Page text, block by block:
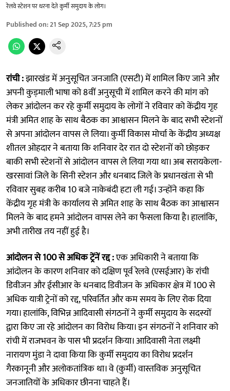
रेलवे स्टेशन पर धरना देते कुर्मी समुदाय के लोग।
Published on:21 Sep 2025, 7:25 pm
रांची :झारखंड में अनुसूचित जनजाति (एसटी) में शामिल किए जाने और
अपनी कुड़माली भाषा को 8वीं अनुसूची में शामिल करने की मांग को
लेकर आंदोलन कर रहे कुर्मी समुदाय के लोगों ने रविवार को केंद्रीय गृह
मंत्री अमित शाह के साथ बैठक का आश्वासन मिलने के बाद सभी स्टेशनों
से अपना आंदोलन वापस ले लिया। कुर्मी विकास मोर्चा के केंद्रीय अध्यक्ष
शीतल ओहदार ने बताया कि शनिवार देर रात दो स्टेशनों को छोड़कर
बाकी सभी स्टेशनों से आंदोलन वापस ले लिया गया था। अब सरायकेला-
खरसावां जिले के सिनी स्टेशन और धनबाद जिले के प्रधानखंता से भी
रविवार सुबह करीब 10 बजे नाकेबंदी हटा ली गई। उन्होंने कहा कि
केंद्रीय गृह मंत्री के कार्यालय से अमित शाह के साथ बैठक का आश्वासन
मिलने के बाद हमने आंदोलन वापस लेने का फैसला किया है। हालांकि,
अभी तारीख तय नहीं हुई है।
आंदोलन से 100 से अधिक ट्रेंनें रद्द :एक अधिकारी ने बताया कि
आंदोलन के कारण शनिवार को दक्षिण पूर्व रेलवे (एसईआर) के रांची
डिवीजन और ईसीआर के धनबाद डिवीजन के अधिकार क्षेत्र में 100 से
अधिक यात्री ट्रेनों को रद्द, परिवर्तित और कम समय के लिए रोक दिया
गया। हालांकि, विभिन्न आदिवासी संगठनों ने कुर्मी समुदाय के सदस्यों
द्वारा किए जा रहे आंदोलन का विरोध किया। इन संगठनों ने शनिवार को
रांची में राजभवन के पास भी प्रदर्शन किया। आदिवासी नेता लक्ष्मी
नारायण मुंडा ने दावा किया कि कुर्मी समुदाय का विरोध प्रदर्शन
गैरकानूनी और अलोकतांत्रिक था। वे (कुर्मी) वास्तविक अनुसूचित
जनजातियों के अधिकार छीनना चाहते हैं।